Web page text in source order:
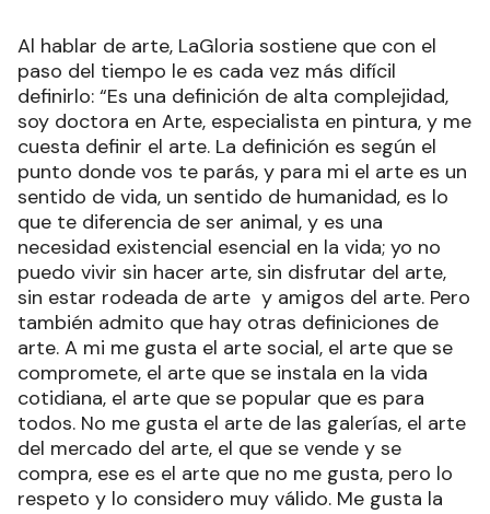
Al hablar de arte, LaGloria sostiene que con el
paso del tiempo le es cada vez más difícil
definirlo: “Es una definición de alta complejidad,
soy doctora en Arte, especialista en pintura, y me
cuesta definir el arte. La definición es según el
punto donde vos te parás, y para mi el arte es un
sentido de vida, un sentido de humanidad, es lo
que te diferencia de ser animal, y es una
necesidad existencial esencial en la vida; yo no
puedo vivir sin hacer arte, sin disfrutar del arte,
sin estar rodeada de arte y amigos del arte. Pero
también admito que hay otras definiciones de
arte. A mi me gusta el arte social, el arte que se
compromete, el arte que se instala en la vida
cotidiana, el arte que se popular que es para
todos. No me gusta el arte de las galerías, el arte
del mercado del arte, el que se vende y se
compra, ese es el arte que no me gusta, pero lo
respeto y lo considero muy válido. Me gusta la